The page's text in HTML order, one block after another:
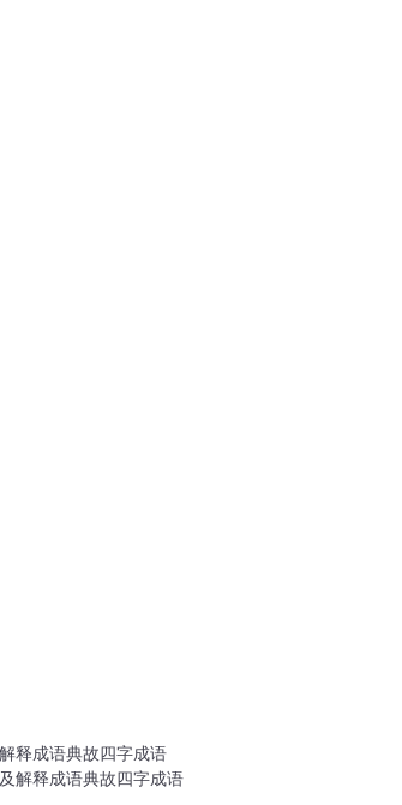
释成语典故四字成语
解释成语典故四字成语